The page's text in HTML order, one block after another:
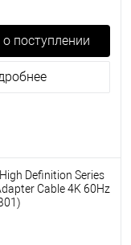
поступлении
Definition Series
Cable 4K 60Hz